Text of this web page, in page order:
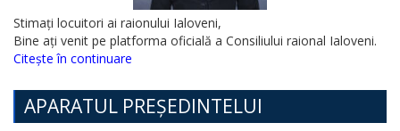
Stimați locuitori ai raionului Ialoveni,
Bine ați venit pe platforma oficială a Consiliului raional Ialoveni.
Citește în continuare
APARATUL PREȘEDINTELUI